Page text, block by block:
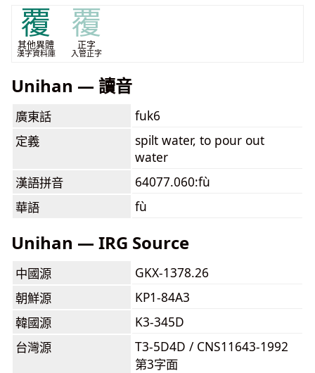
覆
其他異體
漢字資料庫
覆
正字
入管正字
Unihan — 讀音
廣東話
fuk6
定義
spilt water, to pour out
water
漢語拼音
64077.060:fù
華語
fù
Unihan — IRG Source
中國源
GKX-1378.26
朝鮮源
KP1-84A3
韓國源
K3-345D
台灣源
T3-5D4D / CNS11643-1992
第3字面